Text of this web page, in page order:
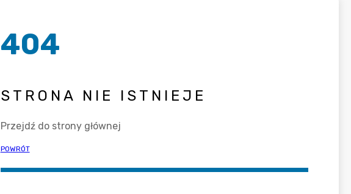
404
STRONA NIE ISTNIEJE
Przejdź do strony głównej
POWRÓT